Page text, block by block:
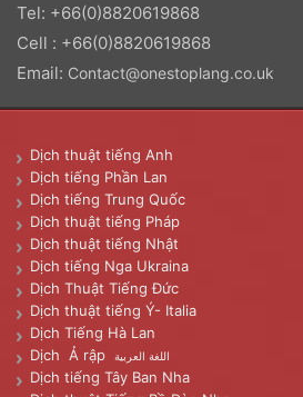
Tel: +66(0)8820619868
Cell : +66(0)8820619868
Email: Contact@onestoplang.co.uk
Dịch thuật tiếng Anh
Dịch tiếng Phần Lan
Dịch tiếng Trung Quốc
Dịch thuật tiếng Pháp
Dịch thuật tiếng Nhật
Dịch tiếng Nga Ukraina
Dịch Thuật Tiếng Đức
Dịch thuật tiếng Ý- Italia
Dịch Tiếng Hà Lan
Dịch Ả rập
اللغة العربية
Dịch tiếng Tây Ban Nha